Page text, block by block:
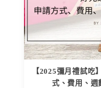
【2025彌月禮試吃
式、費用、週